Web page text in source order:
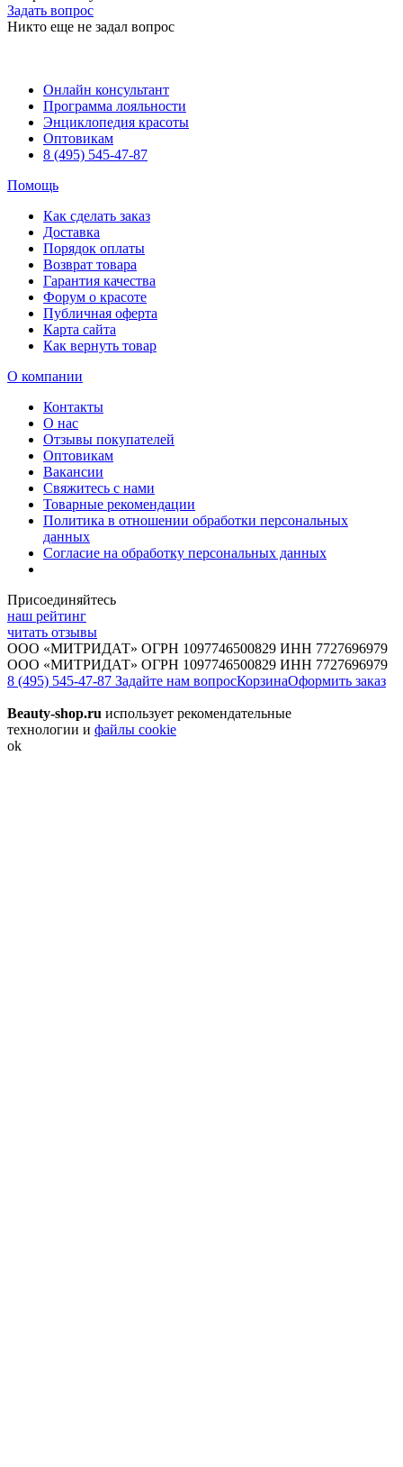
Задать вопрос
Никто еще не задал вопрос
Онлайн консультант
Программа лояльности
Энциклопедия красоты
Оптовикам
8 (495) 545-47-87
Помощь
Как сделать заказ
Доставка
Порядок оплаты
Возврат товара
Гарантия качества
Форум о красоте
Публичная оферта
Карта сайта
Как вернуть товар
О компании
Контакты
О нас
Отзывы покупателей
Оптовикам
Вакансии
Свяжитесь с нами
Товарные рекомендации
Политика в отношении обработки персональных
данных
Согласие на обработку персональных данных
Присоединяйтесь
наш рейтинг
читать отзывы
ООО «МИТРИДАТ» ОГРН 1097746500829 ИНН 7727696979
ООО «МИТРИДАТ» ОГРН 1097746500829 ИНН 7727696979
8 (495) 545-47-87 Задайте нам вопросКорзинаОформить заказ
Beauty-shop.ru использует рекомендательные
технологии и файлы cookie
ok